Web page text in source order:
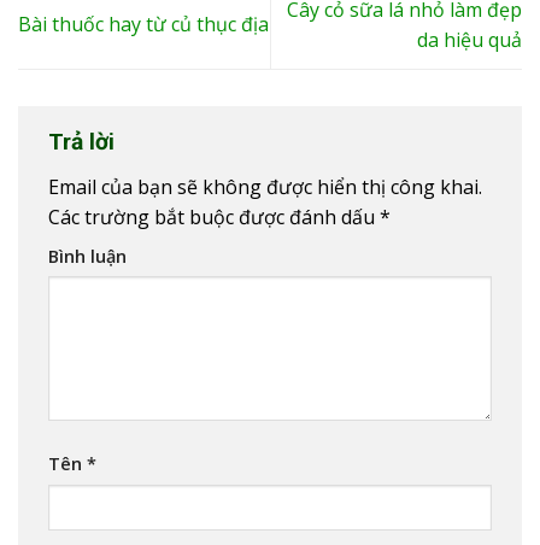
Bài thuốc hay từ củ thục địa
Cây cỏ sữa lá nhỏ làm đẹp
da hiệu quả
Trả lời
Email của bạn sẽ không được hiển thị công khai.
Các trường bắt buộc được đánh dấu *
Bình luận
Tên *